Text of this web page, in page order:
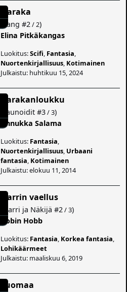
Naraka
Sang #2 / 2)
Elina Pitkäkangas
Luokitus:Scifi Fantasia
Nuortenkirjallisuus Kotimainen
Julkaistu: huhtikuu 15, 2024
Harakanloukku
Faunoidit #3/ 3)
Annukka Salama
Luokitus: Fantasia
Nuortenkirjallisuus Urbaani
fantasia Kotimainen
Julkaistu: elokuu 11, 2014
Narrin vaellus
Narri ja Näkijä #2 / 3)
Robin Hobb
Luokitus: Fantasia Korkea fantasia
Lohikäärmeet
Julkaistu: maaliskuu 6, 2019
Suomaa